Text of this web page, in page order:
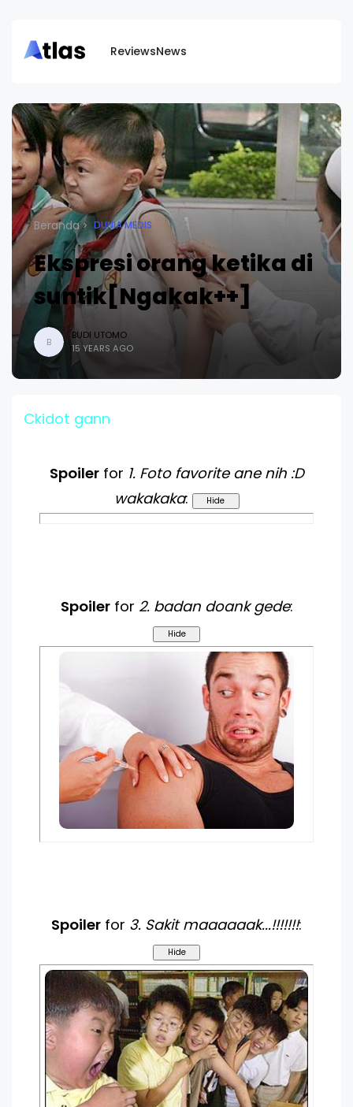
ReviewsNews
Beranda DUNIA MEDIS
Ekspresi orang ketika di
suntik[Ngakak++]
B
BUDI UTOMO
15 YEARS AGO
Ckidot gann
Spoilerfor 1. Foto favorite ane nih :D
wakakaka:
Spoilerfor 2. badan doank gede:
Spoiler for 3. Sakit maaaaaak...!!!!!!!: